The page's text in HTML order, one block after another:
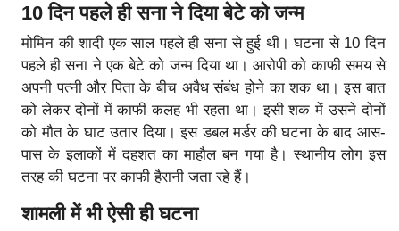
10 दिन पहले ही सना ने दिया बेटे को जन्म
मोमिन की शादी एक साल पहले ही सना से हुई थी। घटना से 10 दिन
पहले ही सना ने एक बेटे को जन्म दिया था। आरोपी को काफी समय से
अपनी पत्नी और पिता के बीच अवैध संबंध होने का शक था। इस बात
को लेकर दोनों में काफी कलह भी रहता था। इसी शक में उसने दोनों
को मौत के घाट उतार दिया। इस डबल मर्डर की घटना के बाद आस-
पास के इलाकों में दहशत का माहौल बन गया है। स्थानीय लोग इस
तरह की घटना पर काफी हैरानी जता रहे हैं।
शामली में भी ऐसी ही घटना